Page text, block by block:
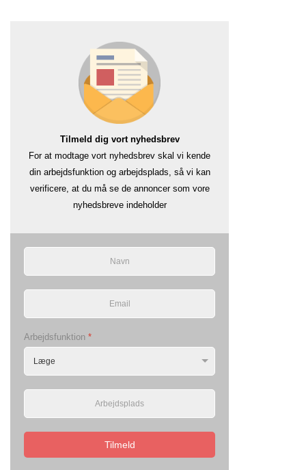
Tilmeld dig vort nyhedsbrev
For at modtage vort nyhedsbrev skal vi kende
din arbejdsfunktion og arbejdsplads, så vi kan
verificere, at du må se de annoncer som vore
nyhedsbreve indeholder
Arbejdsfunktion *
Tilmeld